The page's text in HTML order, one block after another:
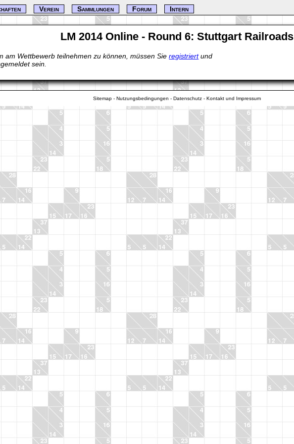
LM 2014 Online - Round 6: Stuttgart Railroads
am Wettbewerb teilnehmen zu können, müssen Sieregistriertund
sein.
Verein Sammlungen Forum Intern
Sitemap- Nutzungsbedingungen - Datenschutz- Kontakt und Impressum